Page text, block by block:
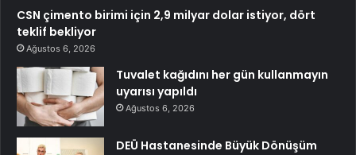
CSN çimento birimi için 2,9 milyar dolar istiyor, dört
teklif bekliyor
Ağustos 6, 2026
Tuvalet kağıdını her gün kullanmayın
uyarısı yapıldı
Ağustos 6, 2026
DEÜ Hastanesinde Büyük Dönüşüm